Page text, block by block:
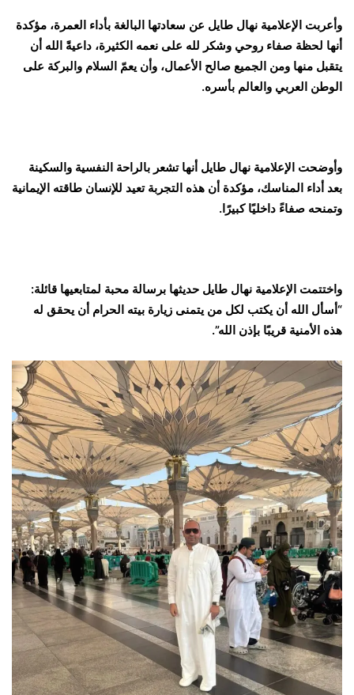
وأعربت الإعلامية نهال طايل عن سعادتها البالغة بأداء العمرة، مؤكدة
أنها لحظة صفاء روحي وشكر لله على نعمه الكثيرة، داعيةً الله أن
يتقبل منها ومن الجميع صالح الأعمال، وأن يعمّ السلام والبركة على
الوطن العربي والعالم بأسره.
وأوضحت الإعلامية نهال طايل أنها تشعر بالراحة النفسية والسكينة
بعد أداء المناسك، مؤكدة أن هذه التجربة تعيد للإنسان طاقته الإيمانية
وتمنحه صفاءً داخليًا كبيرًا.
واختتمت الإعلامية نهال طايل حديثها برسالة محبة لمتابعيها قائلة:
“أسأل الله أن يكتب لكل من يتمنى زيارة بيته الحرام أن يحقق له
هذه الأمنية قريبًا بإذن الله”.